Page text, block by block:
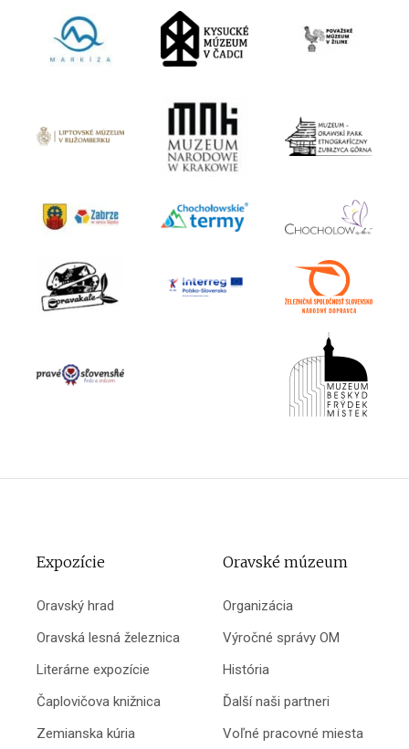
Expozície
Oravský hrad
Oravská lesná železnica
Literárne expozície
Čaplovičova knižnica
Zemianska kúria
Oravské múzeum
Organizácia
Výročné správy OM
História
Ďalší naši partneri
Voľné pracovné miesta